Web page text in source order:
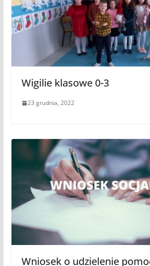
Wigilie klasowe 0-3
23 grudnia, 2022
Wniosek o udzielenie